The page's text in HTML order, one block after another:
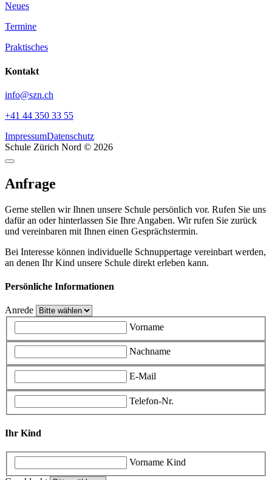
Neues
Termine
Praktisches
Kontakt
info@szn.ch
+41 44 350 33 55
ImpressumDatenschutz
Schule Zürich Nord © 2026
Anfrage
Gerne stellen wir Ihnen unsere Schule persönlich vor. Rufen Sie uns
dafür an oder hinterlassen Sie Ihre Angaben. Wir rufen Sie zurück
und vereinbaren mit Ihnen einen Gesprächstermin.
Bei Interesse können individuelle Schnuppertage vereinbart werden,
an denen Ihr Kind unsere Schule direkt erleben kann.
Persönliche Informationen
Anrede
Vorname
Nachname
E-Mail
Telefon-Nr.
Ihr Kind
Vorname Kind